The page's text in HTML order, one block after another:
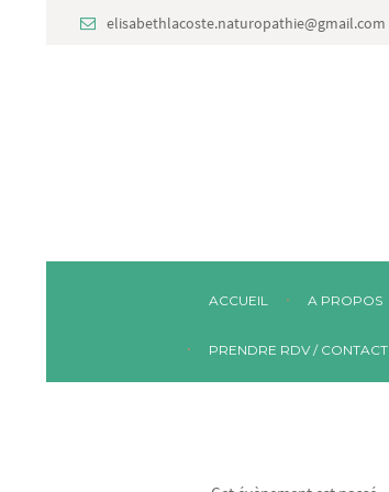
elisabethlacoste.naturopathie@gmail.com
ACCUEIL A PROPOS
PRENDRE RDV / CONTACT